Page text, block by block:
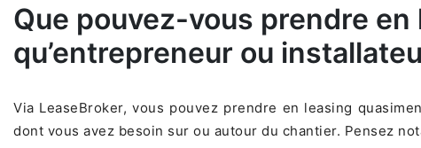
Que pouvez-vous prendre
qu’entrepreneur ou
Via LeaseBroker, vous pouvez prendre en leasing
dont vous avez besoin sur ou autour du chantier. Pensez